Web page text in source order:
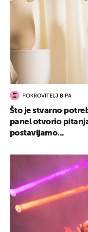
POKROVITELJ BIPA
Što je stvarno
panel otvorio
postavljamo...